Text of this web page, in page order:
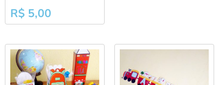
R$ 5,00